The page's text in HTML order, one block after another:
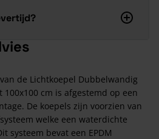
de Lichtkoepel Dubbelwandig
cm is afgestemd op een
De koepels zijn voorzien van
welke een waterdichte
systeem bevat een EPDM